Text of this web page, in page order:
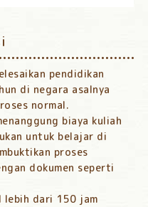
pendidikan
di negara asalnya
normal.
biaya kuliah
untuk belajar di
proses
dokumen seperti
lebih dari 150 jam